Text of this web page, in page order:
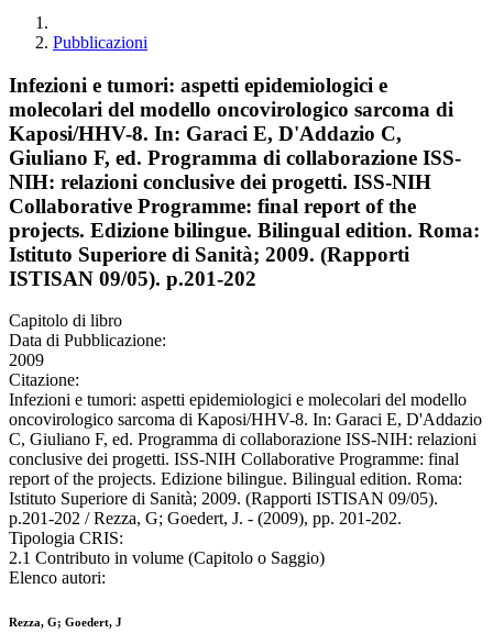
Pubblicazioni
Infezioni e tumori: aspetti epidemiologici e
molecolari del modello oncovirologico sarcoma di
Kaposi/HHV-8. In: Garaci E, D'Addazio C,
Giuliano F, ed. Programma di collaborazione ISS-
NIH: relazioni conclusive dei progetti. ISS-NIH
Collaborative Programme: final report of the
projects. Edizione bilingue. Bilingual edition. Roma:
Istituto Superiore di Sanità; 2009. (Rapporti
ISTISAN 09/05). p.201-202
Capitolo di libro
Data di Pubblicazione:
2009
Citazione:
Infezioni e tumori: aspetti epidemiologici e molecolari del modello
oncovirologico sarcoma di Kaposi/HHV-8. In: Garaci E, D'Addazio
C, Giuliano F, ed. Programma di collaborazione ISS-NIH: relazioni
conclusive dei progetti. ISS-NIH Collaborative Programme: final
report of the projects. Edizione bilingue. Bilingual edition. Roma:
Istituto Superiore di Sanità; 2009. (Rapporti ISTISAN 09/05).
p.201-202 / Rezza, G; Goedert, J. - (2009), pp. 201-202.
Tipologia CRIS:
2.1 Contributo in volume (Capitolo o Saggio)
Elenco autori:
Rezza, G; Goedert, J